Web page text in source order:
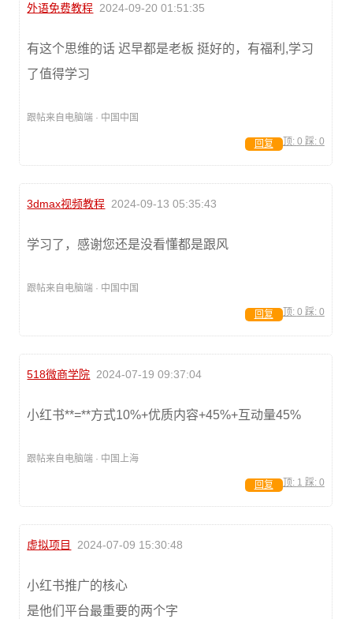
外语免费教程 2024-09-20 01:51:35
有这个思维的话 迟早都是老板 挺好的，有福利,学习
了值得学习
跟帖来自电脑端 · 中国中国
顶: 0 踩: 0
回复
3dmax视频教程 2024-09-13 05:35:43
学习了，感谢您还是没看懂都是跟风
跟帖来自电脑端 · 中国中国
顶: 0 踩: 0
回复
518微商学院 2024-07-19 09:37:04
小红书**=**方式10%+优质内容+45%+互动量45%
跟帖来自电脑端 · 中国上海
顶: 1 踩: 0
回复
虚拟项目 2024-07-09 15:30:48
小红书推广的核心
是他们平台最重要的两个字